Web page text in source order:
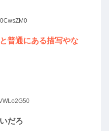
0CwsZM0
普通にある描写やな
だろ